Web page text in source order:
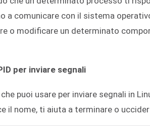
a comunicare con il sistema
o modificare un determinato
per inviare segnali
puoi usare per inviare segnali in
il nome, ti aiuta a terminare o